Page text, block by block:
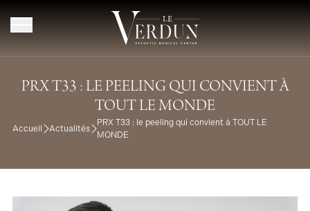
PRX T33 : LE PEELING QUI CONVIENT À
TOUT LE MONDE
Accueil Actualités
PRX T33 : le peeling qui convient à TOUT LE
MONDE